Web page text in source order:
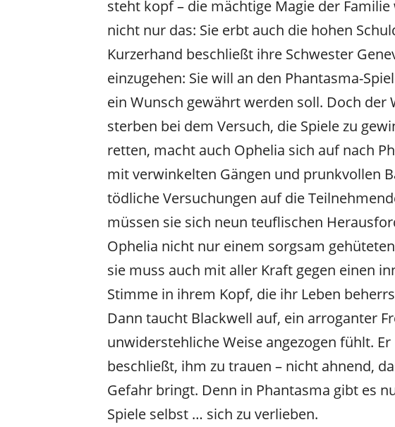
steht kopf – die mächtige Magie der
nicht nur das: Sie erbt auch die hohen
Kurzerhand beschließt ihre Schwester
einzugehen: Sie will an den Phantasma-
ein Wunsch gewährt werden soll. Doch der
sterben bei dem Versuch, die Spiele zu
retten, macht auch Ophelia sich auf nach
mit verwinkelten Gängen und prunkvollen
tödliche Versuchungen auf die
müssen sie sich neun teuflischen
Ophelia nicht nur einem sorgsam
sie muss auch mit aller Kraft gegen einen
Stimme in ihrem Kopf, die ihr Leben
Dann taucht Blackwell auf, ein arroganter
unwiderstehliche Weise angezogen fühlt.
beschließt, ihm zu trauen – nicht ahnend,
Gefahr bringt. Denn in Phantasma gibt es
Spiele selbst … sich zu verlieben.